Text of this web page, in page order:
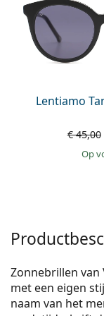
Marc Jacobs
Alle merken
Gucci
Persol
Alle
Bonusschema
02 446 01 11
Lentiamo
€ 45,00
op
Zonnebrillen
met een eigen
naam van het